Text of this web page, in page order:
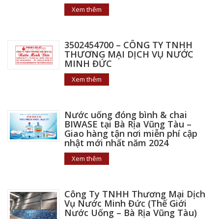
Xem thêm
3502454700 – CÔNG TY TNHH
THƯƠNG MẠI DỊCH VỤ NƯỚC
MINH ĐỨC
Xem thêm
Nước uống đóng bình & chai
BIWASE tại Bà Rịa Vũng Tàu –
Giao hàng tận nơi miễn phí cập
nhật mới nhất năm 2024
Xem thêm
Công Ty TNHH Thương Mại Dịch
Vụ Nước Minh Đức (Thế Giới
Nước Uống – Bà Rịa Vũng Tàu)